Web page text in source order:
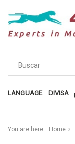
LANGUAGE DIVISA
You are here: Home